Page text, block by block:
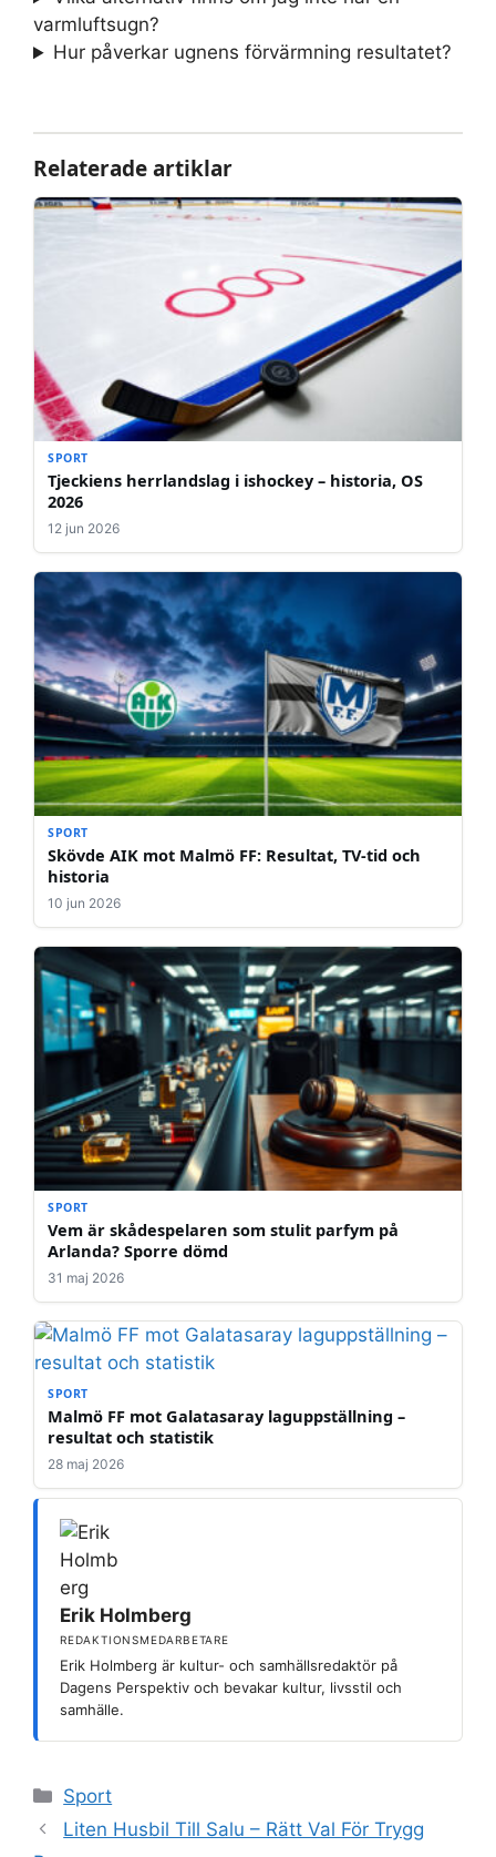
varmluftsugn?
Hur påverkar ugnens förvärmning resultatet?
Relaterade artiklar
SPORT
Tjeckiens herrlandslag i ishockey – historia, OS
2026
12 jun 2026
SPORT
Skövde AIK mot Malmö FF: Resultat, TV-tid och
historia
10 jun 2026
SPORT
Vem är skådespelaren som stulit parfym på
Arlanda? Sporre dömd
31 maj 2026
SPORT
Malmö FF mot Galatasaray laguppställning –
resultat och statistik
28 maj 2026
Erik Holmberg
REDAKTIONSMEDARBETARE
Erik Holmberg är kultur- och samhällsredaktör på
Dagens Perspektiv och bevakar kultur, livsstil och
samhälle.
Kategorier
Sport
Liten Husbil Till Salu – Rätt Val För Trygg